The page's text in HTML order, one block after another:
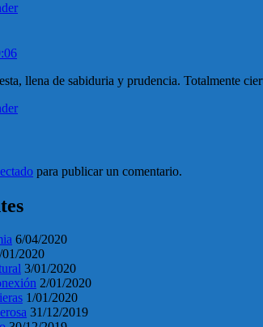
llena de sabiduria y prudencia. Totalmente
para publicar un comentario.
6/04/2020
01/2020
3/01/2020
2/01/2020
1/01/2020
31/12/2019